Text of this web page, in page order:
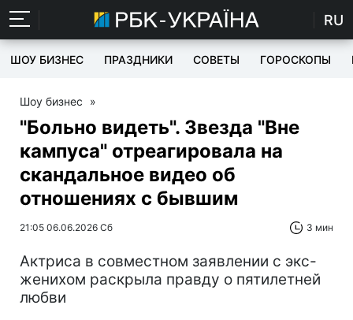
RU
ШОУ БИЗНЕС ПРАЗДНИКИ СОВЕТЫ ГОРОСКОПЫ
Шоу бизнес »
"Больно видеть". Звезда "Вне
кампуса" отреагировала на
скандальное видео об
отношениях с бывшим
21:05 06.06.2026 Сб 3 мин
Актриса в совместном заявлении с экс-
женихом раскрыла правду о пятилетней
любви